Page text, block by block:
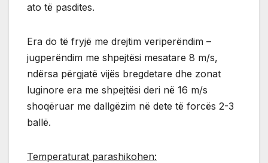
ato të pasdites.
Era do të fryjë me drejtim veriperëndim –
jugperëndim me shpejtësi mesatare 8 m/s,
ndërsa përgjatë vijës bregdetare dhe zonat
luginore era me shpejtësi deri në 16 m/s
shoqëruar me dallgëzim në dete të forcës 2-3
ballë.
Temperaturat parashikohen: